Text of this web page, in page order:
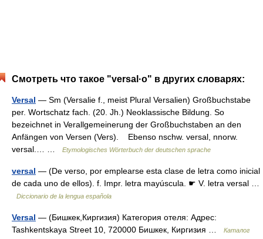
Смотреть что такое "versal·o" в других словарях:
Versal — Sm (Versalie f., meist Plural Versalien) Großbuchstabe
per. Wortschatz fach. (20. Jh.) Neoklassische Bildung. So
bezeichnet in Verallgemeinerung der Großbuchstaben an den
Anfängen von Versen (Vers). Ebenso nschw. versal, nnorw.
versal.… …
Etymologisches Wörterbuch der deutschen sprache
versal — (De verso, por emplearse esta clase de letra como inicial
de cada uno de ellos). f. Impr. letra mayúscula. ☛ V. letra versal …
Diccionario de la lengua española
Versal — (Бишкек,Киргизия) Категория отеля: Адрес:
Tashkentskaya Street 10, 720000 Бишкек, Киргизия …
Каталог